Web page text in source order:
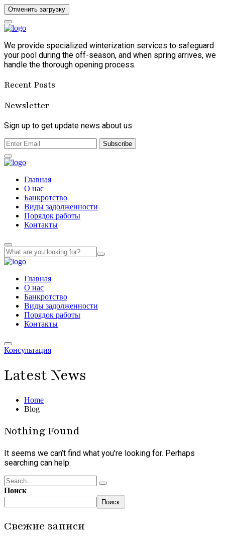
Отменить загрузку
We provide specialized winterization services to safeguard
your pool during the off-season, and when spring arrives, we
handle the thorough opening process.
Recent Posts
Newsletter
Sign up to get update news about us
Subscribe
Главная
О нас
Банкротство
Виды задолженности
Порядок работы
Контакты
Главная
О нас
Банкротство
Виды задолженности
Порядок работы
Контакты
Консультация
Latest News
Home
Blog
Nothing Found
It seems we can’t find what you’re looking for. Perhaps
searching can help.
Поиск
Поиск
Свежие записи